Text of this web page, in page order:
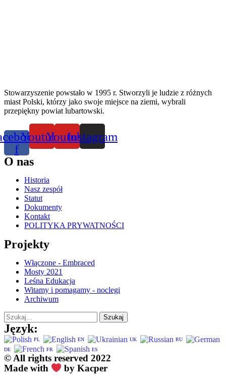
Stowarzyszenie powstało w 1995 r. Stworzyli je ludzie z różnych
miast Polski, którzy jako swoje miejsce na ziemi, wybrali
przepiękny powiat lubartowski.
f
YoutubeYoutubeInstagram
O nas
Historia
Nasz zespół
Statut
Dokumenty
Kontakt
POLITYKA PRYWATNOŚCI
Projekty
Włączone - Embraced
Mosty 2021
Leśna Edukacja
Witamy i pomagamy - noclegi
Archiwum
Szukaj
Język:
PL EN UK
RU
DE
FR ES
© All rights reserved 2022
Made with
by Kacper